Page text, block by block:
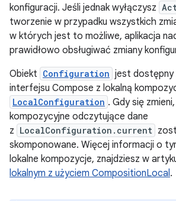
konfiguracji. Jeśli jednak wyłączysz
tworzenie w przypadku wszystkich
w których jest to możliwe, aplikacja
prawidłowo obsługiwać zmiany
Obiekt Configuration jest dostępny
interfejsu Compose z lokalną
LocalConfiguration . Gdy się
kompozycyjne odczytujące dane
z LocalConfiguration.current
skomponowane. Więcej informacji o
lokalne kompozycje, znajdziesz w
lokalnym z użyciem CompositionLocal.